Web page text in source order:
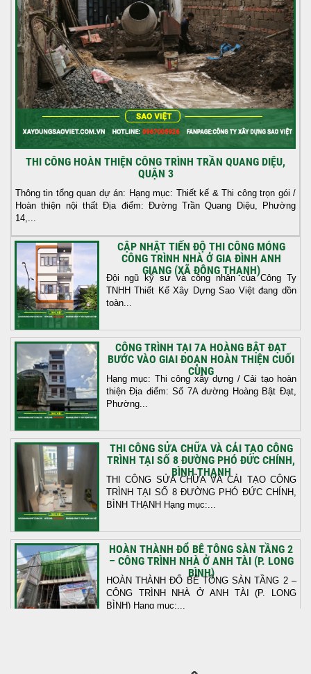
THI CÔNG HOÀN THIỆN CÔNG TRÌNH TRẦN QUANG DIỆU,
QUẬN 3
Thông tin tổng quan dự án: Hạng mục: Thiết kế & Thi công trọn gói /
Hoàn thiện nội thất Địa điểm: Đường Trần Quang Diệu, Phường
14,...
CẬP NHẬT TIẾN ĐỘ THI CÔNG MÓNG
CÔNG TRÌNH NHÀ Ở GIA ĐÌNH ANH
GIANG (XÃ ĐÔNG THẠNH)
Đội ngũ kỹ sư và công nhân của Công Ty
TNHH Thiết Kế Xây Dựng Sao Việt đang dồn
toàn...
CÔNG TRÌNH TẠI 7A HOÀNG BẬT ĐẠT
BƯỚC VÀO GIAI ĐOẠN HOÀN THIỆN CUỐI
CÙNG
Hạng mục: Thi công xây dựng / Cải tạo hoàn
thiện Địa điểm: Số 7A đường Hoàng Bật Đạt,
Phường...
THI CÔNG SỬA CHỮA VÀ CẢI TẠO CÔNG
TRÌNH TẠI SỐ 8 ĐƯỜNG PHÓ ĐỨC CHÍNH,
BÌNH THẠNH
THI CÔNG SỬA CHỮA VÀ CẢI TẠO CÔNG
TRÌNH TẠI SỐ 8 ĐƯỜNG PHÓ ĐỨC CHÍNH,
BÌNH THẠNH Hạng mục:...
HOÀN THÀNH ĐỔ BÊ TÔNG SÀN TẦNG 2
– CÔNG TRÌNH NHÀ Ở ANH TÀI (P. LONG
BÌNH)
HOÀN THÀNH ĐỔ BÊ TÔNG SÀN TẦNG 2 –
CÔNG TRÌNH NHÀ Ở ANH TÀI (P. LONG
BÌNH) Hạng mục:...